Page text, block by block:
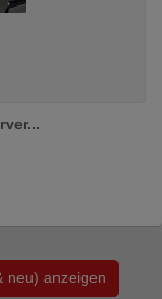
neu) anzeigen